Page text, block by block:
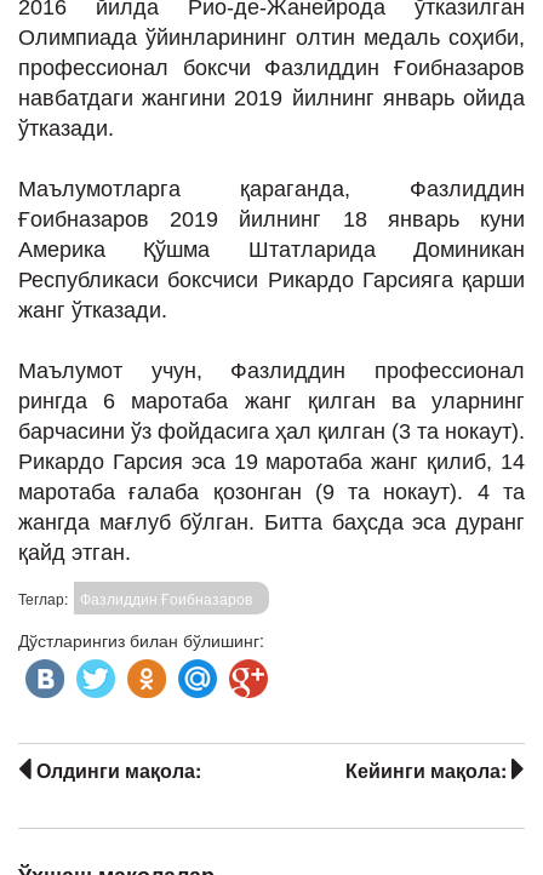
ИНТЕРВЬЮ
ЛОЙИҲАЛАР
Таҳлил
Бу қизиқ
Реклама
СПОРТ
2016 йилда Рио-де-Жанейрода ўтказилган
Олимпиада ўйинларининг олтин медаль соҳиби,
профессионал боксчи Фазлиддин Ғоибназаров
навбатдаги жангини 2019 йилнинг январь ойида
ўтказади.
Маълумотларга қараганда, Фазлиддин
Ғоибназаров 2019 йилнинг 18 январь куни
Америка Қўшма Штатларида Доминикан
Республикаси боксчиси Рикардо Гарсияга қарши
жанг ўтказади.
Маълумот учун, Фазлиддин профессионал
рингда 6 маротаба жанг қилган ва уларнинг
барчасини ўз фойдасига ҳал қилган (3 та нокаут).
Рикардо Гарсия эса 19 маротаба жанг қилиб, 14
маротаба ғалаба қозонган (9 та нокаут). 4 та
жангда мағлуб бўлган. Битта баҳсда эса дуранг
қайд этган.​
Теглар: Фазлиддин Ғоибназаров
Дўстларингиз билан бўлишинг:
Кейинги мақола:
Олдинги мақола: